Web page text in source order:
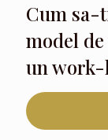
Cum
model
un work-